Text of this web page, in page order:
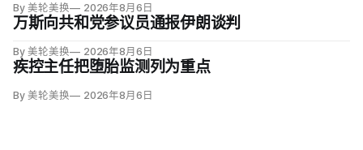
By 美轮美换 2026年8月6日
万斯向共和党参议员通报伊朗谈判
By 美轮美换 2026年8月6日
疾控主任把堕胎监测列为重点
By 美轮美换 2026年8月6日